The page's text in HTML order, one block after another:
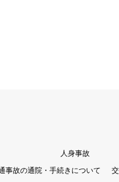
人身事故
事故の通院・手続きについて